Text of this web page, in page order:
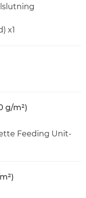
x1
g/m²)
Feeding Unit-